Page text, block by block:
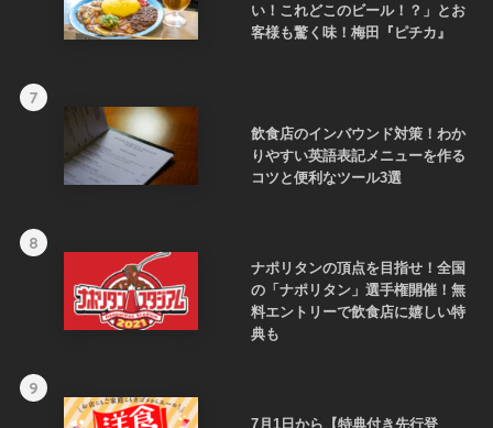
い！これどこのビール！？」とお
客様も驚く味！梅田『ピチカ』
7
飲食店のインバウンド対策！わか
りやすい英語表記メニューを作る
コツと便利なツール3選
8
ナポリタンの頂点を目指せ！全国
の「ナポリタン」選手権開催！無
料エントリーで飲食店に嬉しい特
典も
9
7月1日から【特典付き先行登